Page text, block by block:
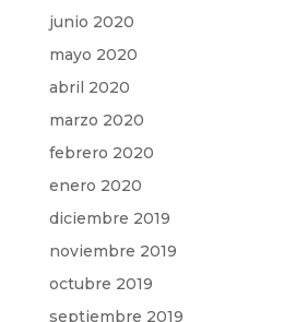
junio 2020
mayo 2020
abril 2020
marzo 2020
febrero 2020
enero 2020
diciembre 2019
noviembre 2019
octubre 2019
septiembre 2019